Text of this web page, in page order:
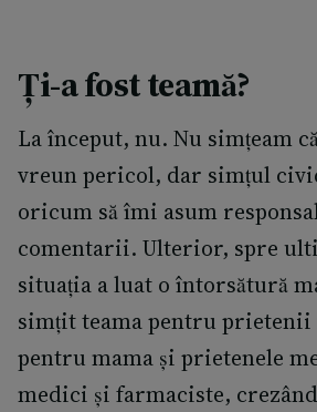
Ți-a fost teamă?
La început, nu. Nu simțeam
vreun pericol, dar simțul
oricum să îmi asum
comentarii. Ulterior, spre
situația a luat o întorsătură
simțit teama pentru
pentru mama și prietenele
medici și farmaciste,